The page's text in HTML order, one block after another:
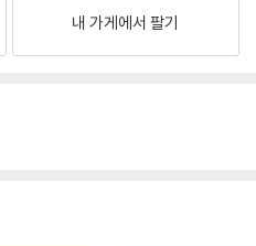
내 가게에서 팔기